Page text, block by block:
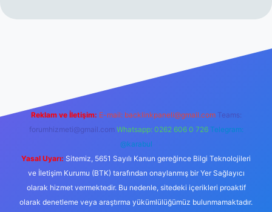
Reklam ve İletişim: E-mail: backlinkpaneli@gmail.com Teams:
forumhizmeti@gmail.com Whatsapp: 0262 606 0 726 Telegram:
@karabul
Yasal Uyarı: Sitemiz, 5651 Sayılı Kanun gereğince Bilgi Teknolojileri
ve İletişim Kurumu (BTK) tarafından onaylanmış bir Yer Sağlayıcı
olarak hizmet vermektedir. Bu nedenle, sitedeki içerikleri proaktif
olarak denetleme veya araştırma yükümlülüğümüz bulunmamaktadır.